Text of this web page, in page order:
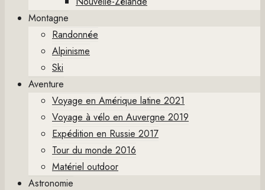
Montagne
Randonnée
Alpinisme
Ski
Aventure
Voyage en Amérique latine 2021
Voyage à vélo en Auvergne 2019
Expédition en Russie 2017
Tour du monde 2016
Matériel outdoor
Astronomie